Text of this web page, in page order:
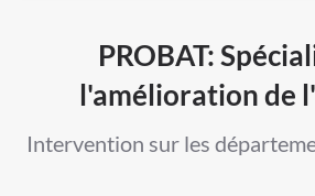
PROBAT:
l'amélioration de
Intervention sur les